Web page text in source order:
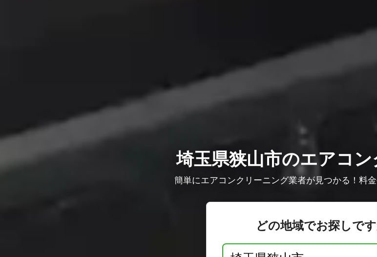
埼玉県狭山市のエアコ
簡単にエアコンクリーニング業者が見つかる！料
どの地域でお探しで